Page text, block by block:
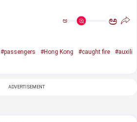
ಅ ಅ
#passengers #Hong Kong #caught fire
#auxili
ADVERTISEMENT